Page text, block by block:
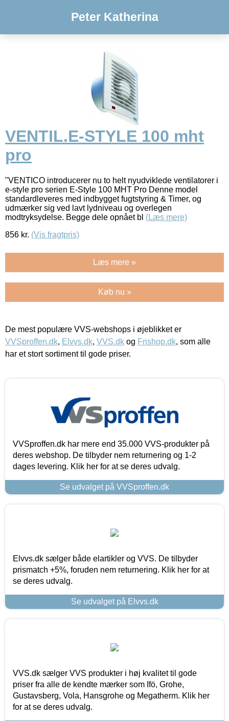
Peter Katherina
VENTIL.E-STYLE 100 mht
pro
"VENTICO introducerer nu to helt nyudviklede ventilatorer i
e-style pro serien E-Style 100 MHT Pro Denne model
standardleveres med indbygget fugtstyring & Timer, og
udmærker sig ved lavt lydniveau og overlegen
modtryksydelse. Begge dele opnået bl (Læs mere)
856 kr. (Vis fragtpris)
Læs mere »
Køb nu »
De mest populære VVS-webshops i øjeblikket er
VVSproffen.dk, Elvvs.dk, VVS.dk og Frishop.dk, som alle
har et stort sortiment til gode priser.
VVSproffen.dk har mere end 35.000 VVS-produkter på
deres webshop. De tilbyder nem returnering og 1-2
dages levering. Klik her for at se deres udvalg.
Se udvalget på VVSproffen.dk
Elvvs.dk sælger både elartikler og VVS. De tilbyder
prismatch +5%, foruden nem returnering. Klik her for at
se deres udvalg.
Se udvalget på Elvvs.dk
VVS.dk sælger VVS produkter i høj kvalitet til gode
priser fra alle de kendte mærker som Ifö, Grohe,
Gustavsberg, Vola, Hansgrohe og Megatherm. Klik her
for at se deres udvalg.